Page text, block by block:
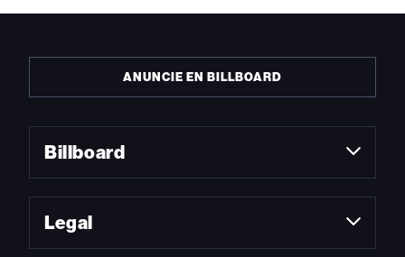
ANUNCIE EN BILLBOARD
Billboard
Legal